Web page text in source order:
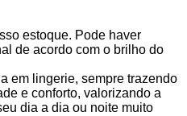
estoque. Pode haver
de acordo com o brilho do
em lingerie, sempre trazendo
e conforto, valorizando a
dia a dia ou noite muito